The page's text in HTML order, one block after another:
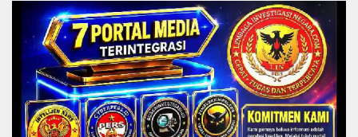
Video
Player